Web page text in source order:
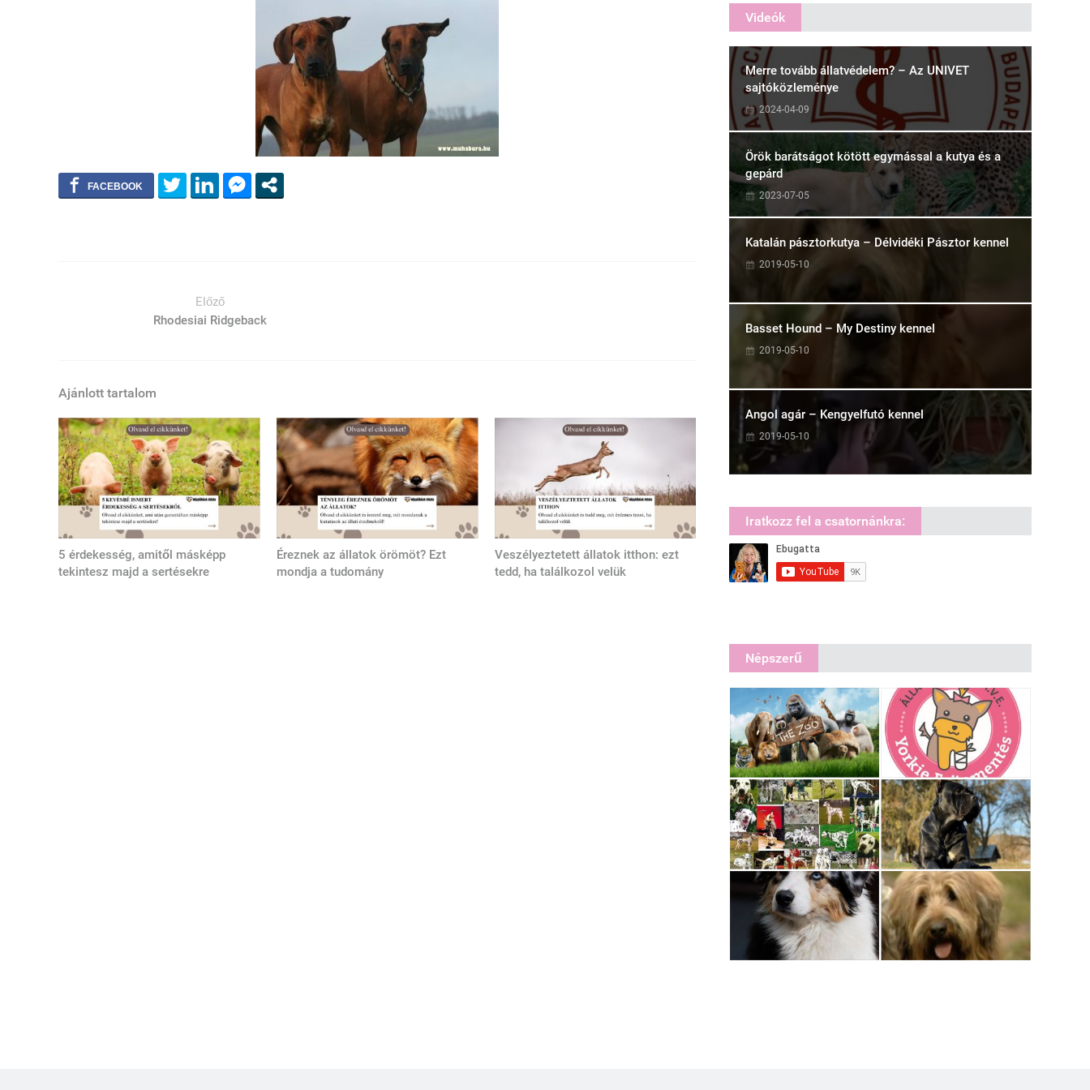
Előző
Rhodesiai Ridgeback
Ajánlott tartalom
5 érdekesség, amitől másképp
tekintesz majd a sertésekre
Éreznek az állatok örömöt? Ezt
mondja a tudomány
Veszélyeztetett állatok itthon: ezt
tedd, ha találkozol velük
Videók
Merre tovább állatvédelem? – Az UNIVET
sajtóközleménye
2024-04-09
Örök barátságot kötött egymással a kutya és a
gepárd
2023-07-05
Katalán pásztorkutya – Délvidéki Pásztor kennel
2019-05-10
Basset Hound – My Destiny kennel
2019-05-10
Angol agár – Kengyelfutó kennel
2019-05-10
Iratkozz fel a csatornánkra:
Népszerű